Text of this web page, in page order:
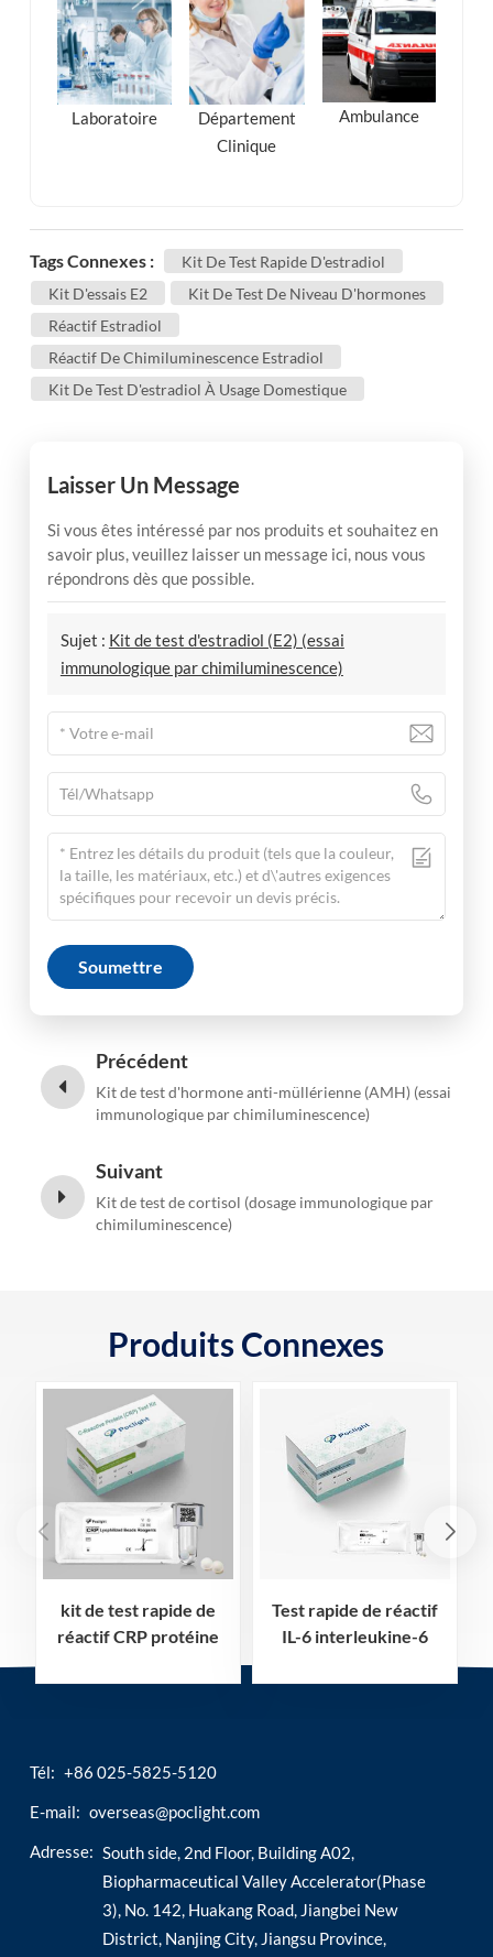
Laboratoire
Département
Clinique
Ambulance
Tags Connexes :
Kit De Test Rapide D'estradiol
Kit D'essais E2
Kit De Test De Niveau D'hormones
Réactif Estradiol
Réactif De Chimiluminescence Estradiol
Kit De Test D'estradiol À Usage Domestique
Laisser Un Message
Si vous êtes intéressé par nos produits et souhaitez en
savoir plus, veuillez laisser un message ici, nous vous
répondrons dès que possible.
Sujet : Kit de test d'estradiol (E2) (essai
immunologique par chimiluminescence)
Soumettre
Précédent
Kit de test d'hormone anti-müllérienne (AMH) (essai
immunologique par chimiluminescence)
Suivant
Kit de test de cortisol (dosage immunologique par
chimiluminescence)
Produits Connexes
kit de test rapide de
réactif CRP protéine
Test rapide de réactif
IL-6 interleukine-6
Tél: +86 025-5825-5120
E-mail: overseas@poclight.com
Adresse: South side, 2nd Floor, Building A02,
Biopharmaceutical Valley Accelerator(Phase
3), No. 142, Huakang Road, Jiangbei New
District, Nanjing City, Jiangsu Province,